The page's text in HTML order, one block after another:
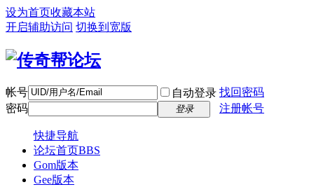
设为首页收藏本站
开启辅助访问 切换到宽版
帐号 自动登录 找回密码
密码
登录 注册帐号
快捷导航
论坛首页BBS
Gom版本
Gee版本